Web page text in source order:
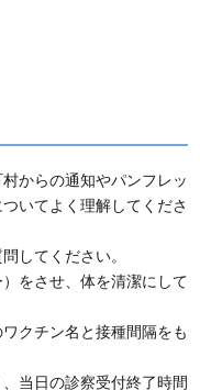
からの通知やパンフレッ
いてよく理解してくださ
してください。
をさせ、体を清潔にして
クチン名と接種間隔をも
当日の診察受付終了時間